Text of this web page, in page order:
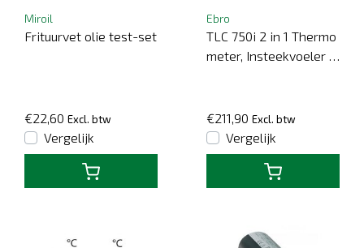
Miroil
Frituurvet olie test-set
€22,60 Excl. btw
Vergelijk
Ebro
TLC 750i 2 in 1 Thermo
meter, Insteekvoeler e
€211,90 Excl. btw
Vergelijk